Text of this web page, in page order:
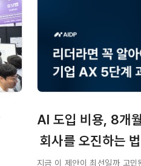
AI 도입 비용, 8개
회사를 오진하는 법
지금 이 제안이 최선일까 고민